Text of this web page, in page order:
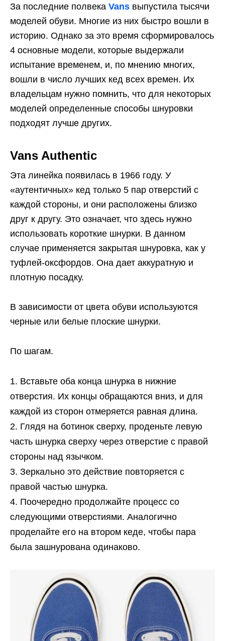
За последние полвека Vans выпустила тысячи
моделей обуви. Многие из них быстро вошли в
историю. Однако за это время сформировалось
4 основные модели, которые выдержали
испытание временем, и, по мнению многих,
вошли в число лучших кед всех времен. Их
владельцам нужно помнить, что для некоторых
моделей определенные способы шнуровки
подходят лучше других.
Vans Authentic
Эта линейка появилась в 1966 году. У
«аутентичных» кед только 5 пар отверстий с
каждой стороны, и они расположены близко
друг к другу. Это означает, что здесь нужно
использовать короткие шнурки. В данном
случае применяется закрытая шнуровка, как у
туфлей-оксфордов. Она дает аккуратную и
плотную посадку.
В зависимости от цвета обуви используются
черные или белые плоские шнурки.
По шагам.
Вставьте оба конца шнурка в нижние
отверстия. Их концы обращаются вниз, и для
каждой из сторон отмеряется равная длина.
Глядя на ботинок сверху, проденьте левую
часть шнурка сверху через отверстие с правой
стороны над язычком.
Зеркально это действие повторяется с
правой частью шнурка.
Поочередно продолжайте процесс со
следующими отверстиями. Аналогично
проделайте его на втором кеде, чтобы пара
была зашнурована одинаково.